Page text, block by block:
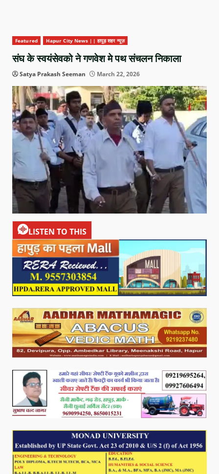
Featured Hapur City News || हापुड़ शहर न्यूज़
संघ के स्वयंसेवको ने गणवेश मे पथ संचलन निकाला
Satya Prakash Seeman March 22, 2026
LISTEN TO THIS